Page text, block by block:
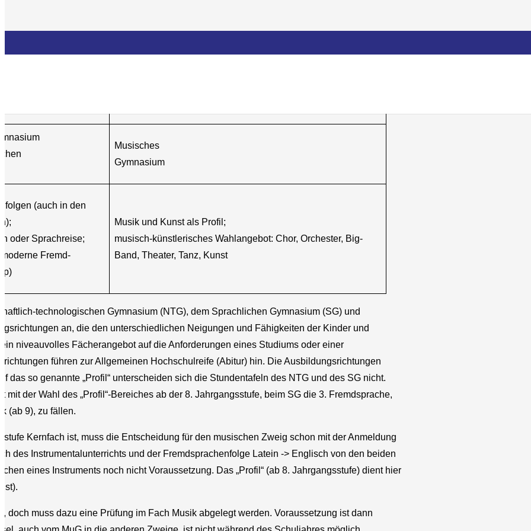
Musisches
Gymnasium
(auch in den
oder Sprachreise;
Fremd-
Musik und Kunst als Profil;
musisch-künstlerisches Wahlangebot: Chor, Orchester, Big-
Band, Theater, Tanz, Kunst
technologischen Gymnasium (NTG), dem Sprachlichen Gymnasium (SG) und
an, die den unterschiedlichen Neigungen und Fähigkeiten der Kinder und
niveauvolles Fächerangebot auf die Anforderungen eines Studiums oder einer
führen zur Allgemeinen Hochschulreife (Abitur) hin. Die Ausbildungsrichtungen
so genannte „Profil“ unterscheiden sich die Stundentafeln des NTG und des SG nicht.
der Wahl des „Profil“-Bereiches ab der 8. Jahrgangsstufe, beim SG die 3. Fremdsprache,
(ab 9), zu fällen.
Kernfach ist, muss die Entscheidung für den musischen Zweig schon mit der Anmeldung
des Instrumentalunterrichts und der Fremdsprachenfolge Latein -> Englisch von den beiden
eines Instruments noch nicht Voraussetzung. Das „Profil“ (ab 8. Jahrgangsstufe) dient hier
doch muss dazu eine Prüfung im Fach Musik abgelegt werden. Voraussetzung ist dann